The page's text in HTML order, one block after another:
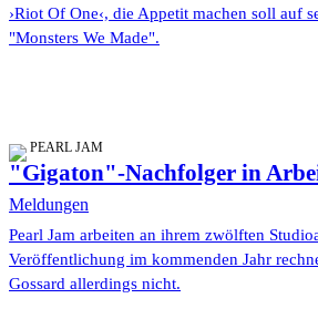
›Riot Of One‹, die Appetit machen soll auf
"Monsters We Made".
PEARL JAM
"Gigaton"-Nachfolger in
Meldungen
Pearl Jam arbeiten an ihrem zwölften
Veröffentlichung im kommenden Jahr
Gossard allerdings nicht.